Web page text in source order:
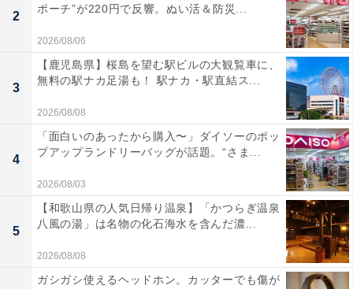
2
ポーチ”が220円で反響。ぬい活＆防災...
2026/08/06
3
【鹿児島県】桜島を望む駅ビルの大観覧車に、
無料の駅ナカ足湯も！ 駅ナカ・駅直結ス...
2026/08/08
4
「面白いのあったから購入〜」ダイソーのポッ
プアップランドリーバッグが話題。“さま...
2026/08/03
5
【和歌山県の人気日帰り温泉】「かつらぎ温泉
八風の湯」は名物の化石海水を含んだ濃...
2026/08/08
ガシガシ使えるヘッドホン。カッターでも傷が